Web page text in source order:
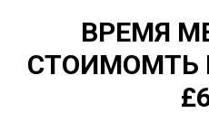
ВРЕМЯ
СТОИМОМТЬ